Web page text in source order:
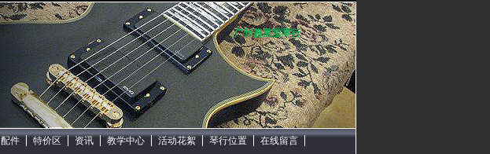
广州超星堂琴行
配件 特价区 资讯 教学中心 活动花絮 琴行位置 在线留言